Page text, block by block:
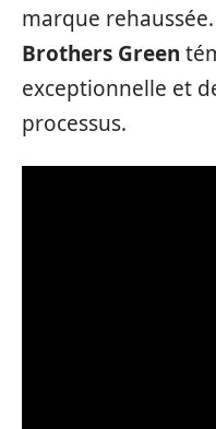
marque
Brothers Green
exceptionnelle et
processus.